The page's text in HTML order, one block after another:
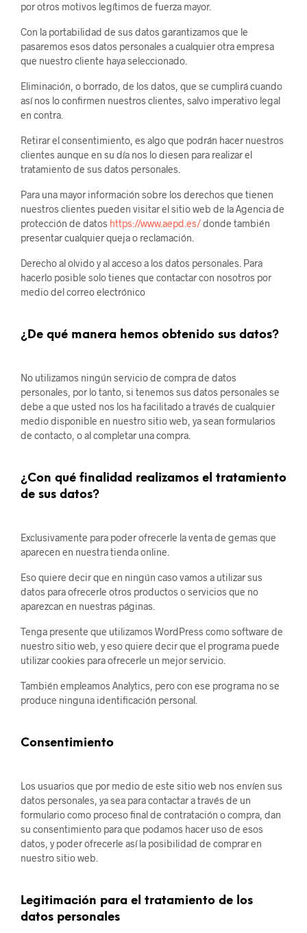
por otros motivos legítimos de fuerza mayor.
Con la portabilidad de sus datos garantizamos que le
pasaremos esos datos personales a cualquier otra empresa
que nuestro cliente haya seleccionado.
Eliminación, o borrado, de los datos, que se cumplirá cuando
así nos lo confirmen nuestros clientes, salvo imperativo legal
en contra.
Retirar el consentimiento, es algo que podrán hacer nuestros
clientes aunque en su día nos lo diesen para realizar el
tratamiento de sus datos personales.
Para una mayor información sobre los derechos que tienen
nuestros clientes pueden visitar el sitio web de la Agencia de
protección de datos https://www.aepd.es/donde también
presentar cualquier queja o reclamación.
Derecho al olvido y al acceso a los datos personales. Para
hacerlo posible solo tienes que contactar con nosotros por
medio del correo electrónico
¿De qué manera hemos obtenido sus datos?
No utilizamos ningún servicio de compra de datos
personales, por lo tanto, si tenemos sus datos personales se
debe a que usted nos los ha facilitado a través de cualquier
medio disponible en nuestro sitio web, ya sean formularios
de contacto, o al completar una compra.
¿Con qué finalidad realizamos el tratamiento
de sus datos?
Exclusivamente para poder ofrecerle la venta de gemas que
aparecen en nuestra tienda online.
Eso quiere decir que en ningún caso vamos a utilizar sus
datos para ofrecerle otros productos o servicios que no
aparezcan en nuestras páginas.
Tenga presente que utilizamos WordPress como software de
nuestro sitio web, y eso quiere decir que el programa puede
utilizar cookies para ofrecerle un mejor servicio.
También empleamos Analytics, pero con ese programa no se
produce ninguna identificación personal.
Consentimiento
Los usuarios que por medio de este sitio web nos envíen sus
datos personales, ya sea para contactar a través de un
formulario como proceso final de contratación o compra, dan
su consentimiento para que podamos hacer uso de esos
datos, y poder ofrecerle así la posibilidad de comprar en
nuestro sitio web.
Legitimación para el tratamiento de los
datos personales